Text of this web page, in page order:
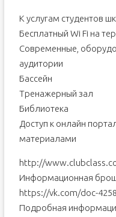
К услугам студентов
Бесплатный Wi Fi на
Современные,
аудитории
Бассейн
Тренажерный зал
Библиотека
Доступ к онлайн
материалами
http://
Информационная
https://vk.com/doc-
Подробная